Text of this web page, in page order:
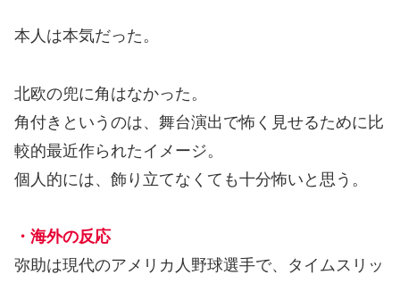
本人は本気だった。
北欧の兜に角はなかった。
角付きというのは、舞台演出で怖く見せるために比
較的最近作られたイメージ。
個人的には、飾り立てなくても十分怖いと思う。
・海外の反応
弥助は現代のアメリカ人野球選手で、タイムスリッ